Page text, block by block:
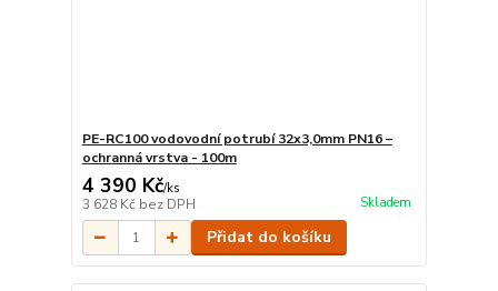
PE-RC100 vodovodní potrubí 32x3,0mm PN16 –
ochranná vrstva - 100m
4 390 Kč/ks
3 628 Kč bez DPH Skladem
Přidat do košíku